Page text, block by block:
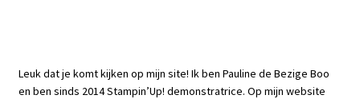
Leuk dat je komt kijken op mijn site! Ik ben Pauline de Bezige Boo
en ben sinds 2014 Stampin’Up! demonstratrice. Op mijn website